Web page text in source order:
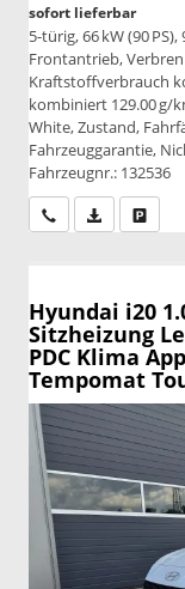
sofort lieferbar
5-türig, 66 kW (90
Frontantrieb,
Kraftstoffverbrauch
kombiniert 129.00 g/
White, Zustand,
Fahrzeuggarantie,
Fahrzeugnr.: 132536
Wir rufen Sie an
PDF-Datei,
Hyundai i20
Sitzheizung
PDC Klima
Tempomat